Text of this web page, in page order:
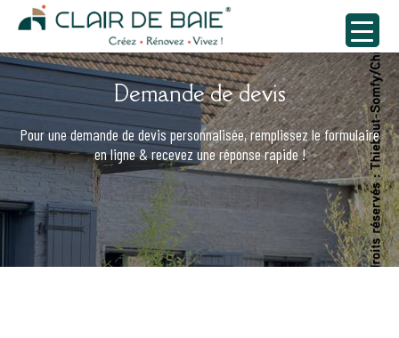
Demande de devis
Pour une demande de devis personnalisée, remplissez le formulaire
en ligne & recevez une réponse rapide !